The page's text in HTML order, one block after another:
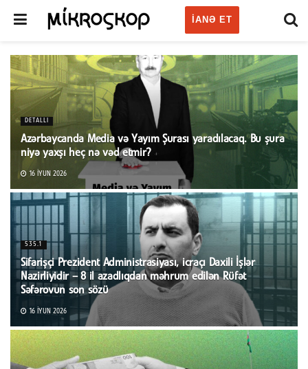
IANƏ ET
DETALLI
Azərbaycanda Media və Yayım Şurası yaradılacaq. Bu şura
niyə yaxşı heç nə vəd etmir?
16 İYUN 2026
535.1
Sifarişçi Prezident Administrasiyası, icraçı Daxili İşlər
Nazirliyidir – 8 il azadlıqdan məhrum edilən Rüfət
Səfərovun son sözü
16 İYUN 2026